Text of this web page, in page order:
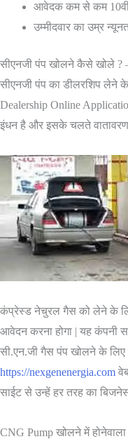
आवेदक कम से कम 10वीं
उम्मीदवार का उम्र
सीएनजी पंप खोलने कैसे खोले ?
सीएनजी पंप का डीलरशिप लेने
Dealership Online
इंधन है और इसके चलते
कंप्रेस्ड नेचुरल गैस को लेने के
आवेदन करना होगा | यह कंपनी
सी.एन.जी गैस पंप खोलने के
https://nexgenenergia.com
साईट से उन्हें हर तरह का बिजनेस
CNG Pump खोलने में होनेवाला